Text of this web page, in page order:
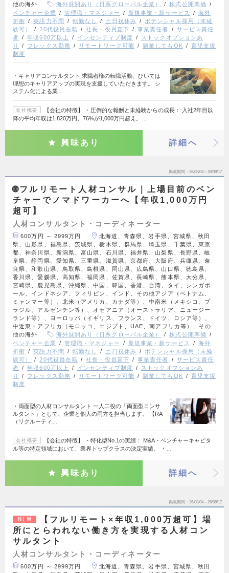
他の海外
海外展開あり（日系グローバル企業）
株式公開準備
ベンチャー企業
管理職・マネジャー 新規事業・新サービス
海外
折衝
英語力不問 転勤なし 土日祝休み
ポテンシャル採用（未経
験可）
20代役員在籍 社長・役員直下 事業責任者
サービス責任
者
年収600万以上 インセンティブ制度
ストックオプションあ
り
フレックス勤務 リモートワーク可能 副業してもOK
育児支援
制度
・キャリアコンサルタント 求職者様の転職活動、ひいては
理想のキャリアアップの実現を支援していただきます。 シ
ステム化による業…
会社概要
【会社の特徴】 ・圧倒的な報酬と未経験からの成長： 入社2年目以
降の平均年収は1,820万円、76%が1,000万円超え。…
興味あり 詳細へ
掲載期間 26/08/04～26/08/17
🌐フルリモート人材コンサル｜上場目前のベン
チャーでノマドワーカーへ【年収1,000万円
超可】
人材コンサルタント・コーディネーター
600万円 ～ 2999万円
北海道、青森県、岩手県、宮城県、秋田
県、山形県、福島県、茨城県、栃木県、群馬県、埼玉県、千葉県、東京
都、神奈川県、新潟県、富山県、石川県、福井県、山梨県、長野県、岐
阜県、静岡県、愛知県、三重県、滋賀県、京都府、大阪府、兵庫県、奈
良県、和歌山県、鳥取県、島根県、岡山県、広島県、山口県、徳島県、
香川県、愛媛県、高知県、福岡県、佐賀県、長崎県、熊本県、大分県、
宮崎県、鹿児島県、沖縄県、中国、韓国、香港、台湾、タイ、シンガポ
ール、インドネシア、フィリピン、インド、その他アジア（ベトナム、
ミャンマー等）、北米（アメリカ、カナダ等）、中南米（メキシコ、ブ
ラジル、アルゼンチン等）、オセアニア（オーストラリア、ニュージー
ランド等）、ヨーロッパ（イギリス、フランス、ドイツ、ロシア等）、
中近東・アフリカ（モロッコ、エジプト、UAE、南アフリカ等）、その
他の海外
海外展開あり（日系グローバル企業）
株式公開準備
ベンチャー企業
管理職・マネジャー 新規事業・新サービス
海外
折衝
英語力不問 転勤なし 土日祝休み
ポテンシャル採用（未経
験可）
20代役員在籍 社長・役員直下 事業責任者
サービス責任
者
年収600万以上 インセンティブ制度
ストックオプションあ
り
フレックス勤務 リモートワーク可能 副業してもOK
育児支援
制度
・両面型の人材コンサルタント 一人二役の「両面型コンサ
ルタント」として、企業と個人の両方を担当します。 【RA
（リクルーティ…
会社概要
【会社の特徴】 ・特化型No.1の実績： M&A・ベンチャーキャピタ
ル等の特定領域において、業界トップクラスの決定実績。 ・…
興味あり 詳細へ
掲載期間 26/08/04～26/08/17
NEW
【フルリモート×年収1,000万超可】場
所にとらわれない働き方を実現する人材コン
サルタント
人材コンサルタント・コーディネーター
600万円 ～ 2999万円
北海道、青森県、岩手県、宮城県、秋田